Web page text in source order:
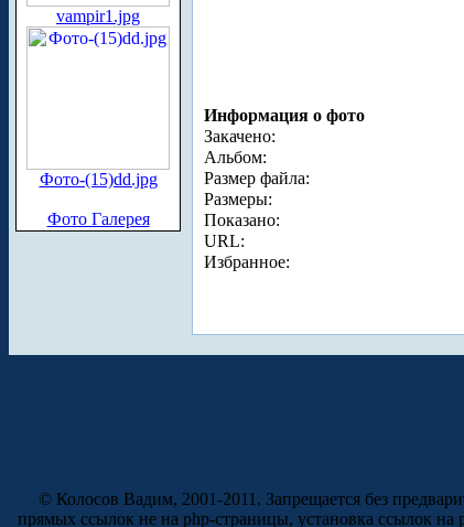
vampir1.jpg
Фото-(15)dd.jpg
Фото Галерея
Информация о фото
Закачено:
Альбом:
Размер файла:
Размеры:
Показано:
URL:
Избранное:
© Колосов Вадим, 2001-2011. Запрещается без
прямых ссылок не на php-страницы, установка ссылок на